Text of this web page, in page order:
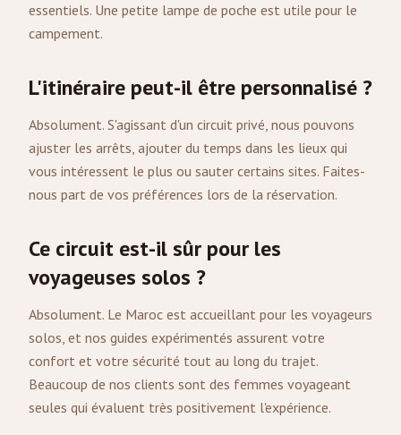
essentiels. Une petite lampe de poche est utile pour le
campement.
L'itinéraire peut-il être personnalisé ?
Absolument. S'agissant d'un circuit privé, nous pouvons
ajuster les arrêts, ajouter du temps dans les lieux qui
vous intéressent le plus ou sauter certains sites. Faites-
nous part de vos préférences lors de la réservation.
Ce circuit est-il sûr pour les
voyageuses solos ?
Absolument. Le Maroc est accueillant pour les voyageurs
solos, et nos guides expérimentés assurent votre
confort et votre sécurité tout au long du trajet.
Beaucoup de nos clients sont des femmes voyageant
seules qui évaluent très positivement l'expérience.